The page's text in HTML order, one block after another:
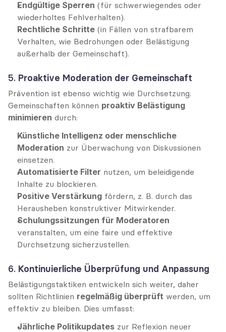
Endgültige Sperren (für schwerwiegendes oder
wiederholtes Fehlverhalten).
Rechtliche Schritte (in Fällen von strafbarem
Verhalten, wie Bedrohungen oder Belästigung
außerhalb der Gemeinschaft).
5. Proaktive Moderation der Gemeinschaft
Prävention ist ebenso wichtig wie Durchsetzung.
Gemeinschaften können proaktiv Belästigung
minimieren durch:
Künstliche Intelligenz oder menschliche
Moderation zur Überwachung von Diskussionen
einsetzen.
Automatisierte Filter nutzen, um beleidigende
Inhalte zu blockieren.
Positive Verstärkung fördern, z. B. durch das
Herausheben konstruktiver Mitwirkender.
Schulungssitzungen für Moderatoren
veranstalten, um eine faire und effektive
Durchsetzung sicherzustellen.
6. Kontinuierliche Überprüfung und Anpassung
Belästigungstaktiken entwickeln sich weiter, daher
sollten Richtlinien regelmäßig überprüft werden, um
effektiv zu bleiben. Dies umfasst:
Jährliche Politikupdates zur Reflexion neuer